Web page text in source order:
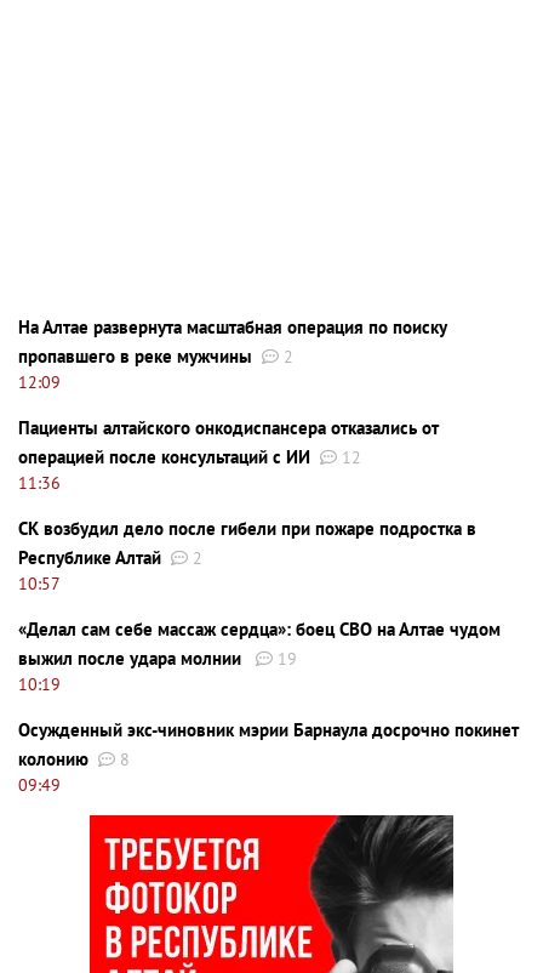
На Алтае развернута масштабная операция по поиску
пропавшего в реке мужчины
2
12:09
Пациенты алтайского онкодиспансера отказались от
операцией после консультаций с ИИ
12
11:36
СК возбудил дело после гибели при пожаре подростка в
Республике Алтай
2
10:57
«Делал сам себе массаж сердца»: боец СВО на Алтае чудом
выжил после удара молнии
19
10:19
Осужденный экс-чиновник мэрии Барнаула досрочно покинет
колонию
8
09:49